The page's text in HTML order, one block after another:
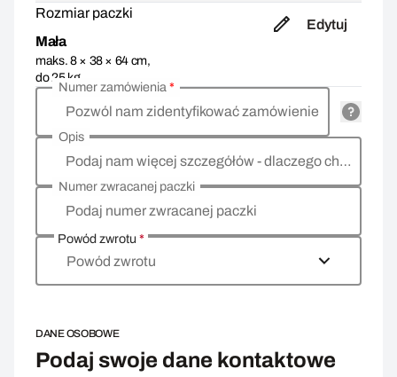
Rozmiar paczki
Mała
maks. 8 × 38 × 64 cm,
do 25 kg
Edytuj
Pozwól nam zidentyfikować zamówienie
Numer zamówienia*
Podaj nam więcej szczegółów - dlaczego chcesz zwrócić towar, co jest powodem?
Opis
Podaj numer zwracanej paczki
Numer zwracanej paczki
Powód zwrotu*
Powód zwrotu
DANE OSOBOWE
Podaj swoje dane kontaktowe